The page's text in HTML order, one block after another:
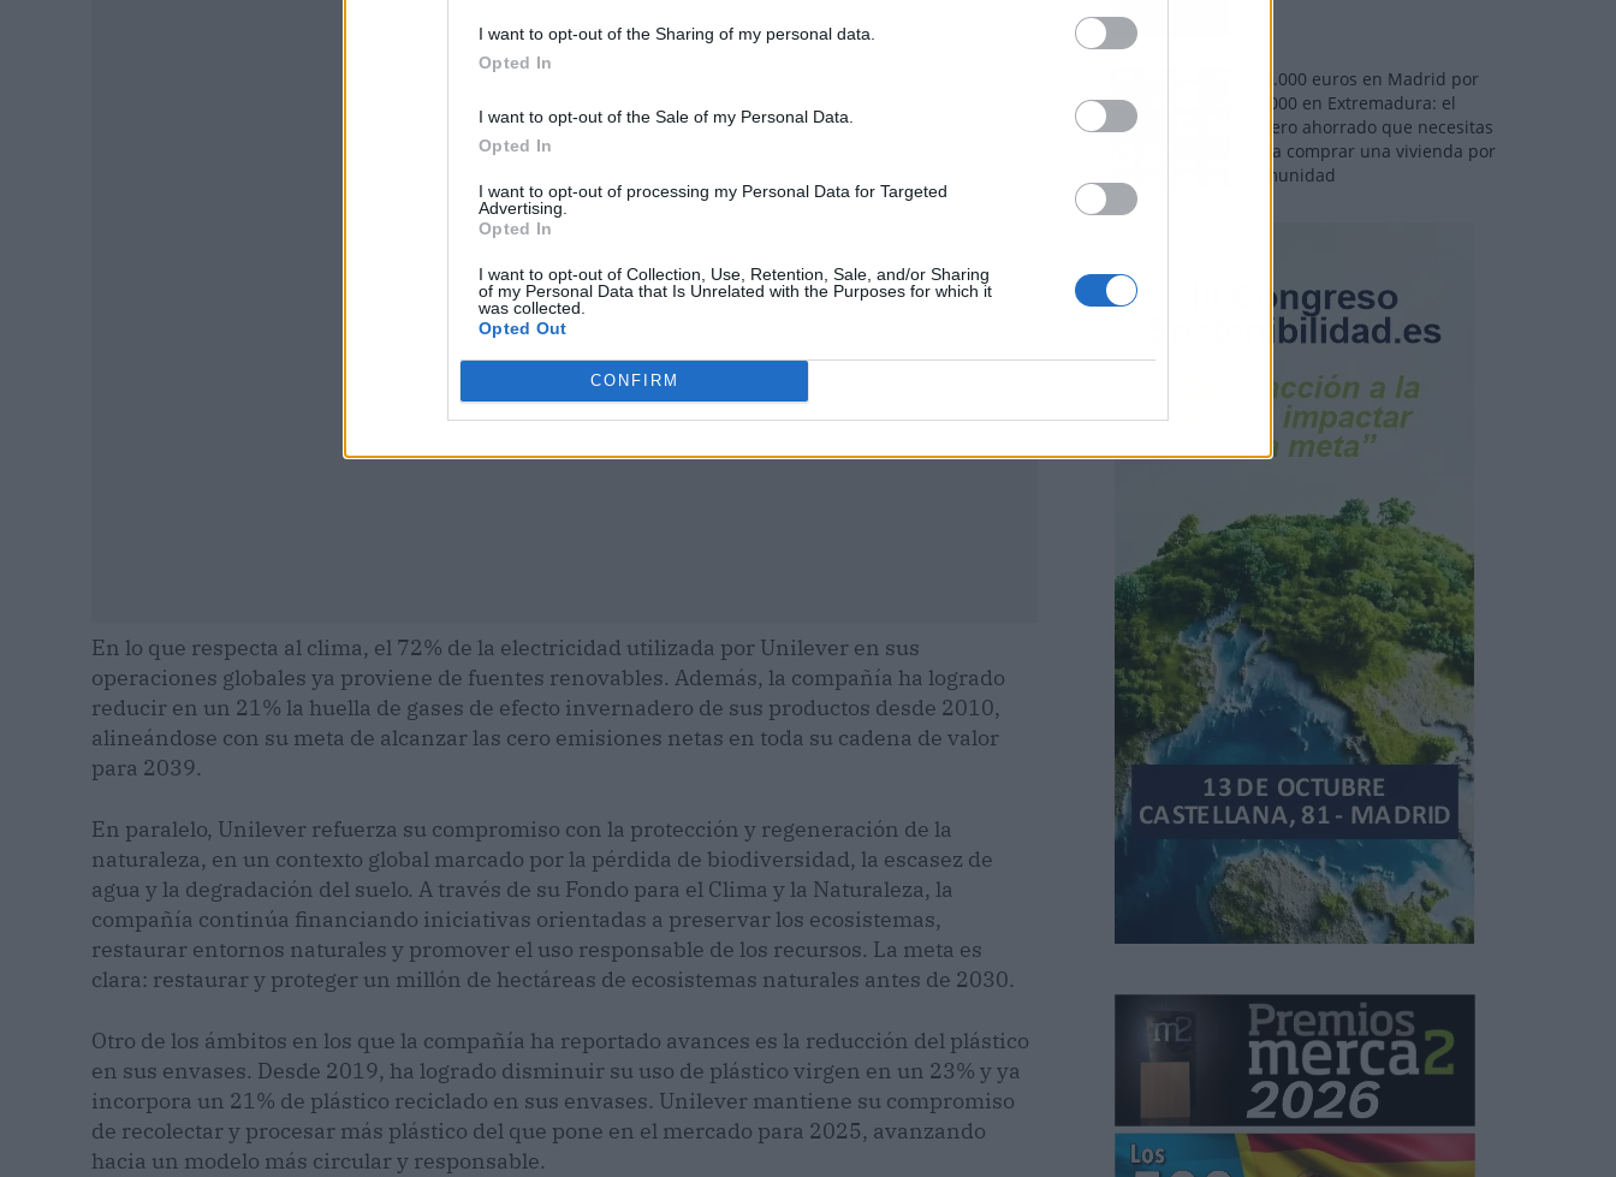
I want to opt-out of the Sharing of my personal data.
Opted In
I want to opt-out of the Sale of my Personal Data.
Opted In
I want to opt-out of processing my Personal Data for Targeted
Advertising.
Opted In
I want to opt-out of Collection, Use, Retention, Sale, and/or Sharing
of my Personal Data that Is Unrelated with the Purposes for which it
was collected.
Opted Out
CONFIRM
En lo que respecta al clima, el 72% de la electricidad utilizada por Unilever en sus
operaciones globales ya proviene de fuentes renovables. Además, la compañía ha logrado
reducir en un 21% la huella de gases de efecto invernadero de sus productos desde 2010,
alineándose con su meta de alcanzar las cero emisiones netas en toda su cadena de valor
para 2039.
En paralelo, Unilever refuerza su compromiso con la protección y regeneración de la
naturaleza, en un contexto global marcado por la pérdida de biodiversidad, la escasez de
agua y la degradación del suelo. A través de su Fondo para el Clima y la Naturaleza, la
compañía continúa financiando iniciativas orientadas a preservar los ecosistemas,
restaurar entornos naturales y promover el uso responsable de los recursos. La meta es
clara: restaurar y proteger un millón de hectáreas de ecosistemas naturales antes de 2030.
Otro de los ámbitos en los que la compañía ha reportado avances es la reducción del plástico
en sus envases. Desde 2019, ha logrado disminuir su uso de plástico virgen en un 23% y ya
incorpora un 21% de plástico reciclado en sus envases. Unilever mantiene su compromiso
de recolectar y procesar más plástico del que pone en el mercado para 2025, avanzando
hacia un modelo más circular y responsable.
110.000 euros en Madrid por
31.000 en Extremadura: el
dinero ahorrado que necesitas
para comprar una vivienda por
comunidad